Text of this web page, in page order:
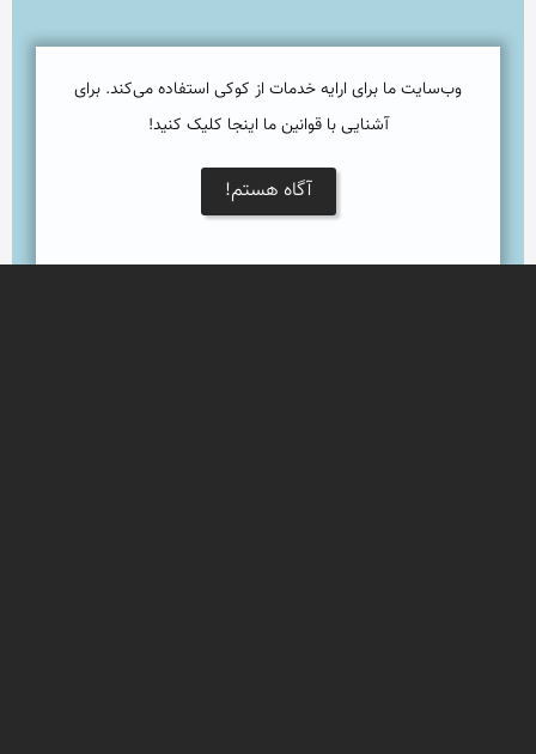
وب‌سایت ما برای ارایه خدمات از کوکی استفاده می‌کند. برای
آشنایی با قوانین ما اینجا کلیک کنید!
آگاه هستم!